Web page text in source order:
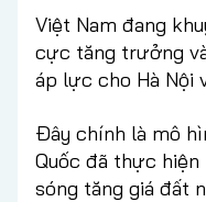
Việt Nam đang
cực tăng trưởng
áp lực cho Hà Nội
Đây chính là mô
Quốc đã thực
sóng tăng giá đất